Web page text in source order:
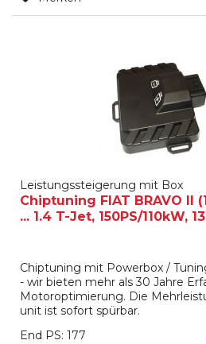
Leistungssteigerung mit Box
Chiptuning FIAT BRAVO II
... 1.4 T-Jet, 150PS/110kW,
Chiptuning mit Powerbox /
- wir bieten mehr als 30 Jahre
Motoroptimierung. Die
unit ist sofort spürbar.
End PS: 177